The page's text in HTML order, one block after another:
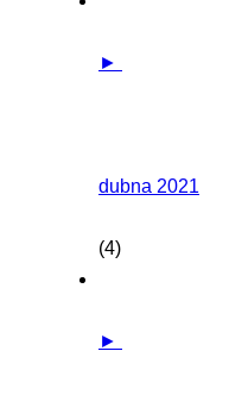
►
dubna 2021
(4)
►